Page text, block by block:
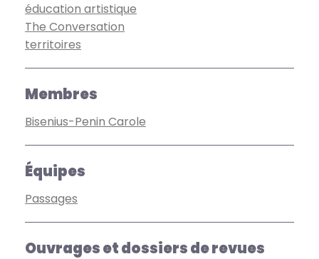
éducation artistique
The Conversation
territoires
Membres
Bisenius-Penin Carole
Équipes
Passages
Ouvrages et dossiers de revues